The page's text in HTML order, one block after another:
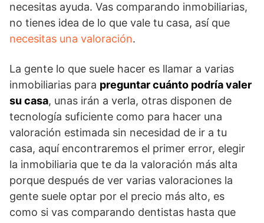
necesitas ayuda. Vas comparando inmobiliarias,
no tienes idea de lo que vale tu casa, así que
necesitas una valoración.
La gente lo que suele hacer es llamar a varias
inmobiliarias para preguntar cuánto podría valer
su casa, unas irán a verla, otras disponen de
tecnología suficiente como para hacer una
valoración estimada sin necesidad de ir a tu
casa, aquí encontraremos el primer error, elegir
la inmobiliaria que te da la valoración más alta
porque después de ver varias valoraciones la
gente suele optar por el precio más alto, es
como si vas comparando dentistas hasta que